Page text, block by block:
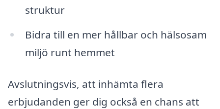
struktur
Bidra till en mer hållbar och hälsosam
miljö runt hemmet
Avslutningsvis, att inhämta flera
erbjudanden ger dig också en chans att